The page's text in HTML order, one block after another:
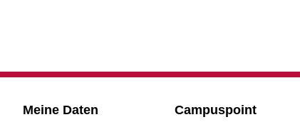
Meine Daten Campuspoint